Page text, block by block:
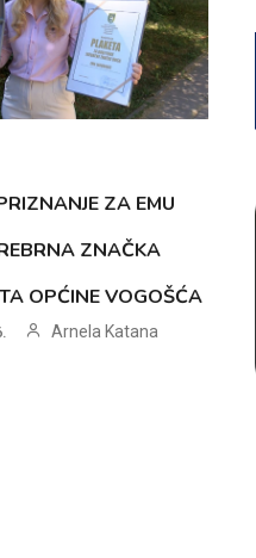
ZA EMU
ZNAČKA
OPĆINE VOGOŠĆA
Arnela Katana